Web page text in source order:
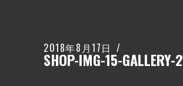
2018年8月17日
SHOP-IMG-15-GALLERY-2